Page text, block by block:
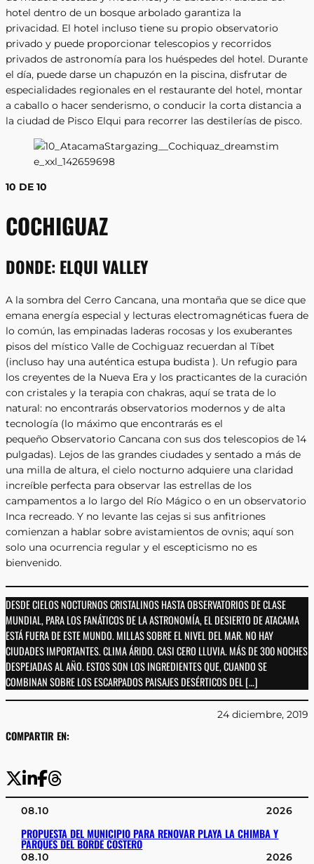
hotel dentro de un bosque arbolado garantiza la
privacidad. El hotel incluso tiene su propio observatorio
privado y puede proporcionar telescopios y recorridos
privados de astronomía para los huéspedes del hotel. Durante
el día, puede darse un chapuzón en la piscina, disfrutar de
especialidades regionales en el restaurante del hotel, montar
a caballo o hacer senderismo, o conducir la corta distancia a
la ciudad de Pisco Elqui para recorrer las destilerías de pisco.
10 DE 10
COCHIGUAZ
DONDE: ELQUI VALLEY
A la sombra del Cerro Cancana, una montaña que se dice que
emana energía especial y lecturas electromagnéticas fuera de
lo común, las empinadas laderas rocosas y los exuberantes
pisos del místico Valle de Cochiguaz recuerdan al Tíbet
(incluso hay una auténtica estupa budista ). Un refugio para
los creyentes de la Nueva Era y los practicantes de la curación
con cristales y la terapia con chakras, aquí se trata de lo
natural: no encontrarás observatorios modernos y de alta
tecnología (lo máximo que encontrarás es el
pequeño Observatorio Cancana con sus dos telescopios de 14
pulgadas). Lejos de las grandes ciudades y sentado a más de
una milla de altura, el cielo nocturno adquiere una claridad
increíble perfecta para observar las estrellas de los
campamentos a lo largo del Río Mágico o en un observatorio
Inca recreado. Y no levante las cejas si sus anfitriones
comienzan a hablar sobre avistamientos de ovnis; aquí son
solo una ocurrencia regular y el escepticismo no es
bienvenido.
DESDE CIELOS NOCTURNOS CRISTALINOS HASTA OBSERVATORIOS DE CLASE
MUNDIAL, PARA LOS FANÁTICOS DE LA ASTRONOMÍA, EL DESIERTO DE ATACAMA
ESTÁ FUERA DE ESTE MUNDO. MILLAS SOBRE EL NIVEL DEL MAR. NO HAY
CIUDADES IMPORTANTES. CLIMA ÁRIDO. CASI CERO LLUVIA. MÁS DE 300 NOCHES
DESPEJADAS AL AÑO. ESTOS SON LOS INGREDIENTES QUE, CUANDO SE
COMBINAN SOBRE LOS ESCARPADOS PAISAJES DESÉRTICOS DEL […]
COMPARTIR EN:
24 diciembre, 2019
08.10 2026
PROPUESTA DEL MUNICIPIO PARA RENOVAR PLAYA LA CHIMBA Y
PARQUES DEL BORDE COSTERO
08.10 2026